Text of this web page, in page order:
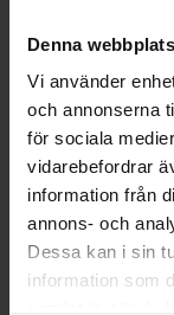
Denna
Vi använder
och annonserna
för sociala
vidarebefordrar
information från
annons- och
Dessa kan i sin
information som
Nordthy